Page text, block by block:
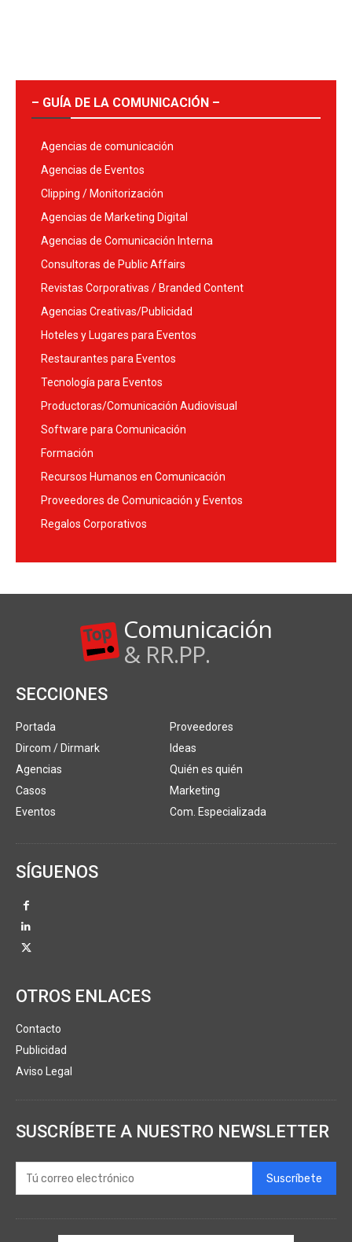
– GUÍA DE LA COMUNICACIÓN –
Agencias de comunicación
Agencias de Eventos
Clipping / Monitorización
Agencias de Marketing Digital
Agencias de Comunicación Interna
Consultoras de Public Affairs
Revistas Corporativas / Branded Content
Agencias Creativas/Publicidad
Hoteles y Lugares para Eventos
Restaurantes para Eventos
Tecnología para Eventos
Productoras/Comunicación Audiovisual
Software para Comunicación
Formación
Recursos Humanos en Comunicación
Proveedores de Comunicación y Eventos
Regalos Corporativos
Comunicación
& RR.PP.
SECCIONES
Portada
Dircom / Dirmark
Agencias
Casos
Eventos
Proveedores
Ideas
Quién es quién
Marketing
Com. Especializada
SÍGUENOS
OTROS ENLACES
Contacto
Publicidad
Aviso Legal
SUSCRÍBETE A NUESTRO NEWSLETTER
Suscríbete